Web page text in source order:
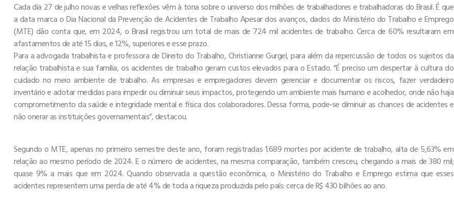
Cada dia 27 de julho novas e velhas reflexões vêm à tona sobre o universo dos milhões de trabalhadores e trabalhadoras do Brasil. É que
a data marca o Dia Nacional da Prevenção de Acidentes de Trabalho Apesar dos avanços, dados do Ministério do Trabalho e Emprego
(MTE) dão conta que, em 2024, o Brasil registrou um total de mais de 724 mil acidentes de trabalho. Cerca de 60% resultaram em
afastamentos de até 15 dias, e 12%, superiores e esse prazo.
Para a advogada trabalhista e professora de Direito do Trabalho, Christianne Gurgel, para além da repercussão de todos os sujeitos da
relação trabalhista e sua família, os acidentes de trabalho geram custos elevados para o Estado. “É preciso um despertar à cultura do
cuidado no meio ambiente de trabalho. As empresas e empregadores devem gerenciar e documentar os riscos, fazer verdadeiro
inventário e adotar medidas para impedir ou diminuir seus impactos, protegendo um ambiente mais humano e acolhedor, onde não haja
comprometimento da saúde e integridade mental e física dos colaboradores. Dessa forma, pode-se diminuir as chances de acidentes e
não onerar as instituições governamentais”, destacou.
Segundo o MTE, apenas no primeiro semestre deste ano, foram registradas 1.689 mortes por acidente de trabalho, alta de 5,63% em
relação ao mesmo período de 2024. E o número de acidentes, na mesma comparação, também cresceu, chegando a mais de 380 mil;
quase 9% a mais que em 2024. Quando observada a questão econômica, o Ministério do Trabalho e Emprego estima que esses
acidentes representem uma perda de até 4% de toda a riqueza produzida pelo país: cerca de R$ 430 bilhões ao ano.